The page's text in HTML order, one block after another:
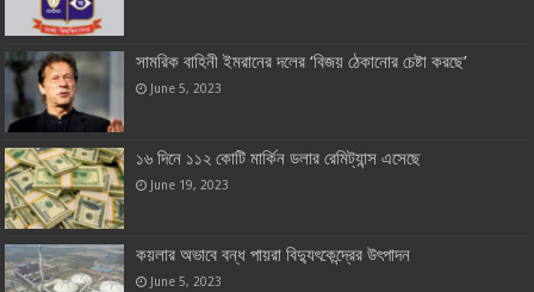
সামরিক বাহিনী ইমরানের দলের ‘বিজয় ঠেকানোর চেষ্টা করছে’
June 5, 2023
১৬ দিনে ১১২ কোটি মার্কিন ডলার রেমিট্যান্স এসেছে
June 19, 2023
কয়লার অভাবে বন্ধ পায়রা বিদ্যুৎকেন্দ্রের উৎপাদন
June 5, 2023